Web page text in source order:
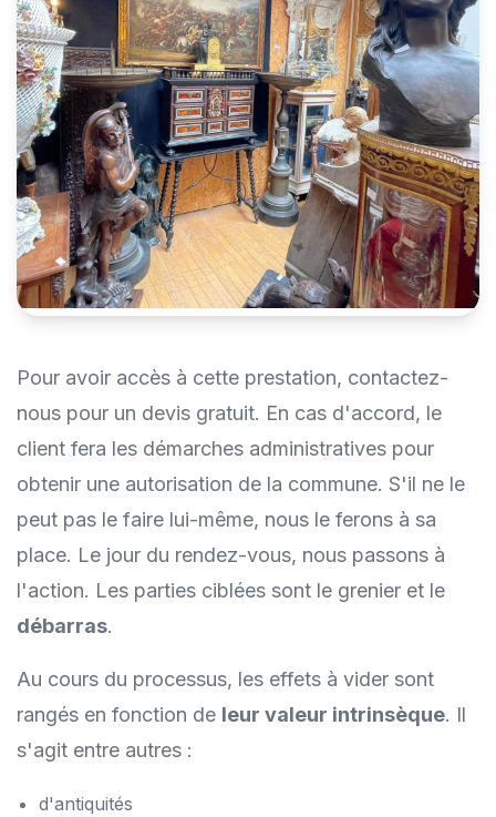
Pour avoir accès à cette prestation, contactez-
nous pour un devis gratuit. En cas d'accord, le
client fera les démarches administratives pour
obtenir une autorisation de la commune. S'il ne le
peut pas le faire lui-même, nous le ferons à sa
place. Le jour du rendez-vous, nous passons à
l'action. Les parties ciblées sont le grenier et le
débarras.
Au cours du processus, les effets à vider sont
rangés en fonction de leur valeur intrinsèque. Il
s'agit entre autres :
d'antiquités